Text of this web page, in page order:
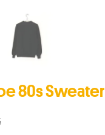
80s Sweater
Oorspronkelijke
Huidige